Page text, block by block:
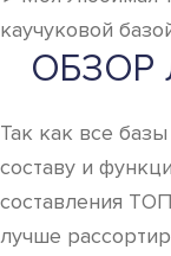
каучуковой
ОБЗОР
Так как все
составу и
составления
лучше